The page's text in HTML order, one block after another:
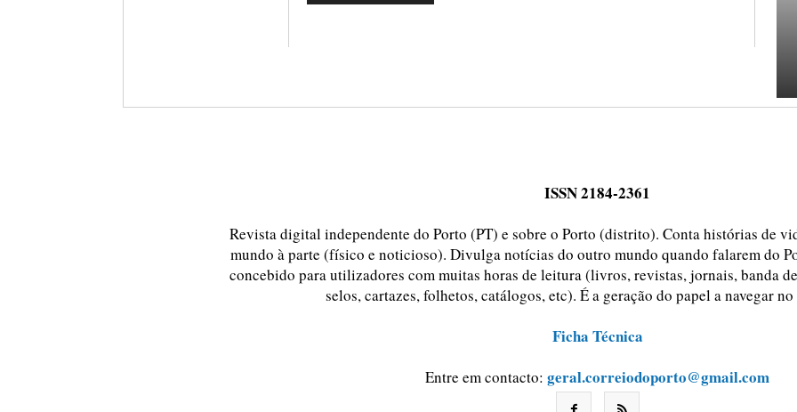
ISSN 2184-2361
Revista digital independente do Porto (PT) e sobre o Porto (distrito). Conta histórias de
mundo à parte (físico e noticioso). Divulga notícias do outro mundo quando falarem do
concebido para utilizadores com muitas horas de leitura (livros, revistas, jornais, banda
selos, cartazes, folhetos, catálogos, etc). É a geração do papel a navegar
Ficha Técnica
Entre em contacto:geral.correiodoporto@gmail.com